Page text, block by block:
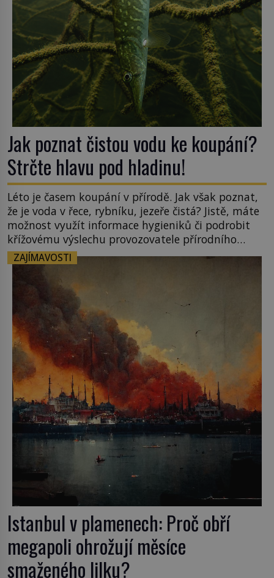
Jak poznat čistou vodu ke koupání?
Strčte hlavu pod hladinu!
Léto je časem koupání v přírodě. Jak však poznat,
že je voda v řece, rybníku, jezeře čistá? Jistě, máte
možnost využít informace hygieniků či podrobit
křížovému výslechu provozovatele přírodního
koupaliště. Existuje ale ještě jiná alternativa. Jaká?
Podívat se pod hladinu a zjistit, kdo si onu
konkrétní vodní lokalitu oblíbil už dávno před
vámi. Říká se jim bioindikátory […]
ZAJÍMAVOSTI
Istanbul v plamenech: Proč obří
megapoli ohrožují měsíce
smaženého lilku?